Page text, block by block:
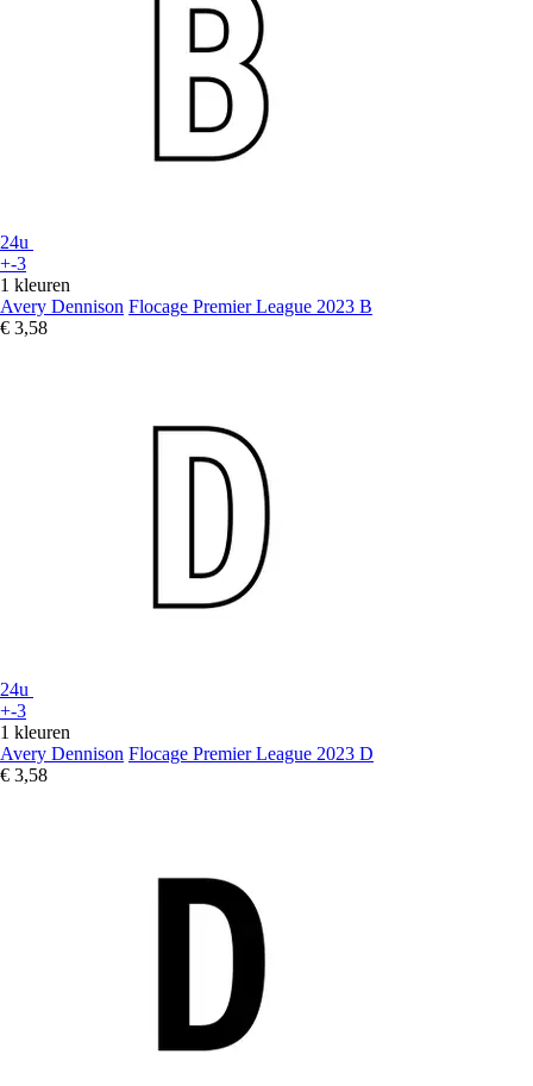
24u
+-3
1 kleuren
Avery Dennison Flocage Premier League 2023 B
€ 3,58
24u
+-3
1 kleuren
Avery Dennison Flocage Premier League 2023 D
€ 3,58